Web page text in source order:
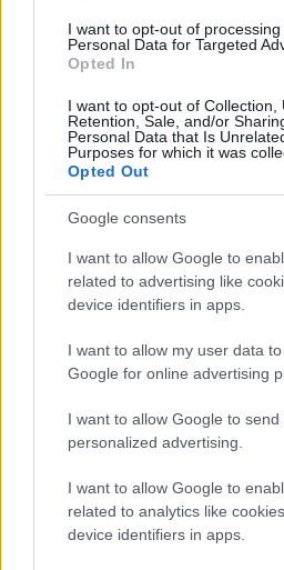
I want to opt-out of processing
Personal Data for Targeted
Opted In
I want to opt-out of Collection,
Retention, Sale, and/or
Personal Data that Is
Purposes for which it was
Opted Out
Google consents
I want to allow Google to
related to advertising like
device identifiers in apps.
I want to allow my user data
Google for online advertising
I want to allow Google to send
personalized advertising.
I want to allow Google to
related to analytics like
device identifiers in apps.